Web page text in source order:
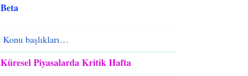
Beta
Konu başlıkları…
Küresel Piyasalarda Kritik Hafta